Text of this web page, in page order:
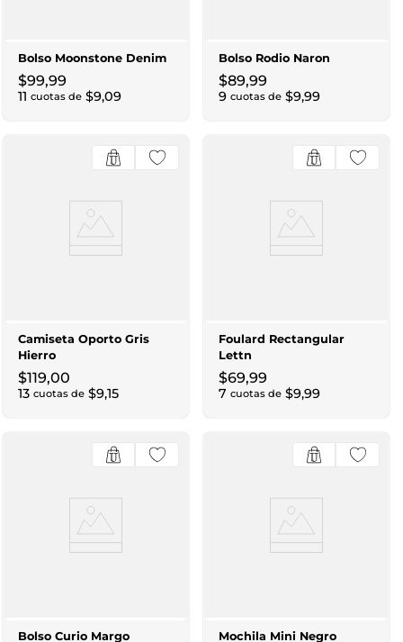
Bolso Moonstone Denim
$99,99
11 cuotas de $9,09
Bolso Rodio Naron
$89,99
9 cuotas de $9,99
Camiseta Oporto Gris
Hierro
$119,00
13 cuotas de $9,15
Foulard Rectangular
Lettn
$69,99
7 cuotas de $9,99
Bolso Curio Margo Mochila Mini Negro